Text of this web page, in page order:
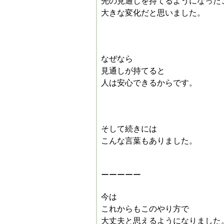
大きな変化だと思いました。
なぜなら
見通しが持てると
人は安心できるからです。
そして続きには
こんな言葉もありました。
ーーーーー
今は
これからもこのやり方で
大丈夫と思えるようになりました